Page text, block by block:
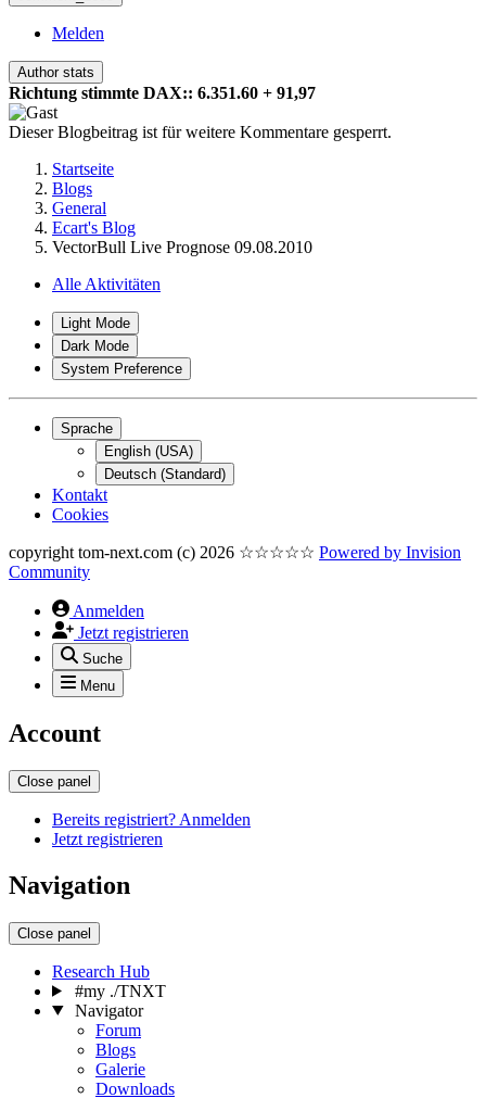
Melden
Author stats
Richtung stimmte DAX:: 6.351.60 + 91,97
Dieser Blogbeitrag ist für weitere Kommentare gesperrt.
Startseite
Blogs
General
Ecart's Blog
VectorBull Live Prognose 09.08.2010
Alle Aktivitäten
Light Mode
Dark Mode
System Preference
Sprache
English (USA)
Deutsch (Standard)
Kontakt
Cookies
copyright tom-next.com (c) 2026 ☆☆☆☆☆ Powered by Invision
Community
Anmelden
Jetzt registrieren
Suche
Menu
Account
Close panel
Bereits registriert? Anmelden
Jetzt registrieren
Navigation
Close panel
Research Hub
#my ./TNXT
Navigator
Forum
Blogs
Galerie
Downloads